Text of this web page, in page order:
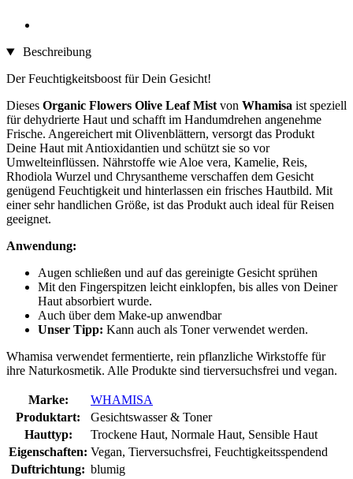
Beschreibung
Der Feuchtigkeitsboost für Dein Gesicht!
Dieses Organic Flowers Olive Leaf Mist von Whamisa ist speziell
für dehydrierte Haut und schafft im Handumdrehen angenehme
Frische. Angereichert mit Olivenblättern, versorgt das Produkt
Deine Haut mit Antioxidantien und schützt sie so vor
Umwelteinflüssen. Nährstoffe wie Aloe vera, Kamelie, Reis,
Rhodiola Wurzel und Chrysantheme verschaffen dem Gesicht
genügend Feuchtigkeit und hinterlassen ein frisches Hautbild. Mit
einer sehr handlichen Größe, ist das Produkt auch ideal für Reisen
geeignet.
Anwendung:
Augen schließen und auf das gereinigte Gesicht sprühen
Mit den Fingerspitzen leicht einklopfen, bis alles von Deiner
Haut absorbiert wurde.
Auch über dem Make-up anwendbar
Unser Tipp: Kann auch als Toner verwendet werden.
Whamisa verwendet fermentierte, rein pflanzliche Wirkstoffe für
ihre Naturkosmetik. Alle Produkte sind tierversuchsfrei und vegan.
Marke:
WHAMISA
Produktart:
Gesichtswasser & Toner
Hauttyp:
Trockene Haut, Normale Haut, Sensible Haut
Eigenschaften: Vegan, Tierversuchsfrei, Feuchtigkeitsspendend
Duftrichtung: blumig